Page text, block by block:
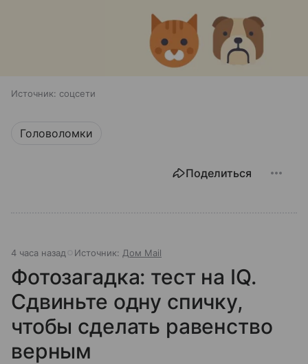
Источник: соцсети
Головоломки
Поделиться
4 часа назад Источник: Дом Mail
Фотозагадка: тест на IQ.
Сдвиньте одну спичку,
чтобы сделать равенство
верным